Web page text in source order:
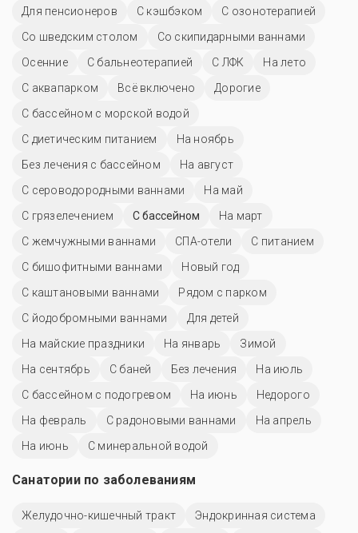
Для пенсионеров С кэшбэком
С озонотерапией
Со шведским столом
Со скипидарными ваннами
Осенние
С бальнеотерапией С ЛФК
На лето
С аквапарком
Всё включено
Дорогие
С бассейном с морской водой
С диетическим питанием
На ноябрь
Без лечения с бассейном
На август
С сероводородными ваннами
На май
С грязелечением
C бассейном
На март
С жемчужными ваннами
СПА-отели
С питанием
С бишофитными ваннами
Новый год
С каштановыми ваннами
Рядом с парком
С йодобромными ваннами
Для детей
На майские праздники
На январь
Зимой
На сентябрь
С баней Без лечения
На июль
С бассейном с подогревом
На июнь
Недорого
На февраль
С радоновыми ваннами
На апрель
На июнь
С минеральной водой
Санатории по заболеваниям
Желудочно-кишечный тракт
Эндокринная система